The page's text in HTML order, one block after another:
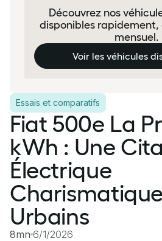
Découvrez nos
disponibles rapidement,
mensuel.
Voir les véhicules
Essais et comparatifs
Fiat 500e La
kWh : Une
Électrique
Urbains
8mn 6/1/2026